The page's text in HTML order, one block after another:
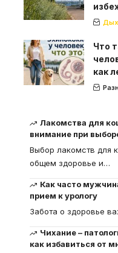
Что
как
Лакомства для
внимание при
Выбор лакомств для
общем здоровье и…
Как часто
прием к урологу
Забота о здоровье
Чихание –
как избавиться от